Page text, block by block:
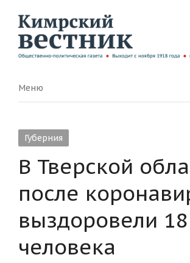
Menu
Меню
Губерния
В Тверской
после
выздоровели
человека